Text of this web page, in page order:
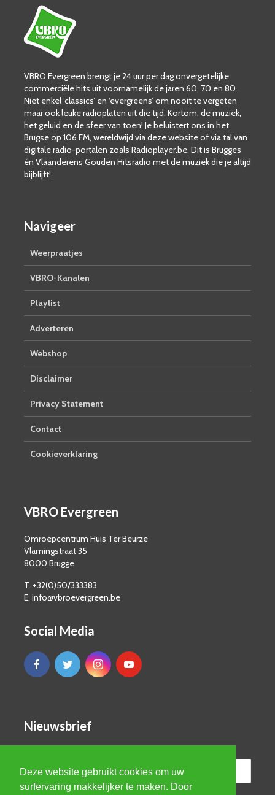
Deze website gebruikt cookies om uw
surfervaring makkelijker te maken. Door
VBRO Evergreen brengt je 24 uur per dag onvergetelijke
commerciële hits uit voornamelijk de jaren 60, 70 en 80.
Niet enkel ‘classics’ en ‘evergreens’ om nooit te vergeten
maar ook leuke radioplaten uit die tijd. Kortom, de muziek,
het geluid en de sfeer van toen! Je beluistert ons in het
Brugse op 106 FM, wereldwijd via deze website of via tal van
digitale radio-portalen zoals Radioplayer.be. Dit is Brugges
én Vlaanderens Gouden Hitsradio met de muziek die je altijd
bijblijft!
Navigeer
Weerpraatjes
VBRO-Kanalen
Playlist
Adverteren
Webshop
Disclaimer
Privacy Statement
Contact
Cookieverklaring
VBRO Evergreen
Omroepcentrum Huis Ter Beurze
Vlamingstraat 35
8000 Brugge
T. +32(0)50/333383
E. info@vbroevergreen.be
Social Media
Nieuwsbrief